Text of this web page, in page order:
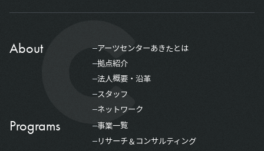
About
アーツセンターあきたとは
拠点紹介
法人概要・沿革
スタッフ
ネットワーク
Programs
事業一覧
リサーチ＆コンサルティング